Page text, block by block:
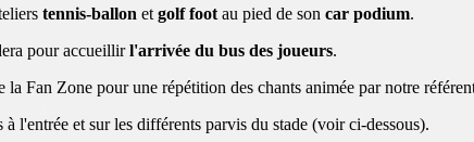
tennis-ballon et golf foot au pied de son car podium.
pour accueillirl'arrivée du bus des joueurs.
Fan Zone pour une répétition des chants animée par notre
l'entrée et sur les différents parvis du stade (voir ci-dessous).